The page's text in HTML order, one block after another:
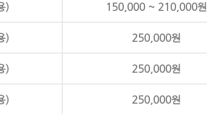
) 150,000 ~ 210,000원
) 250,000원
) 250,000원
) 250,000원